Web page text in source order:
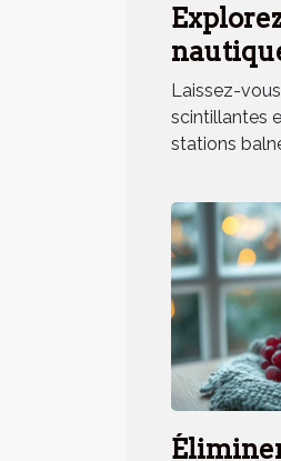
en
Laissez-
scintillantes
stations